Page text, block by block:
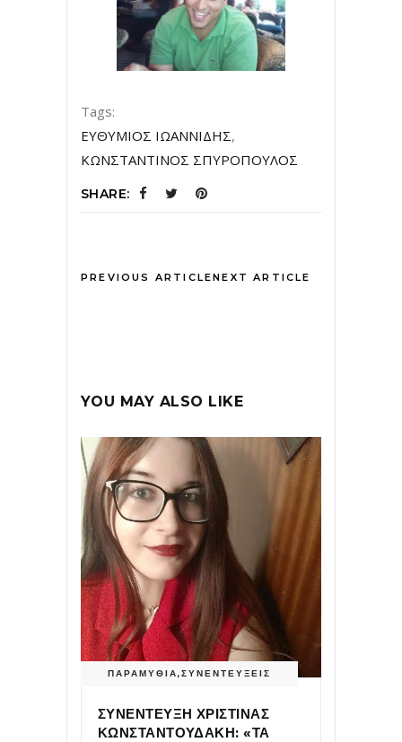
Tags:
ΕΥΘΥΜΙΟΣ ΙΩΑΝΝΙΔΗΣ,
ΚΩΝΣΤΑΝΤΙΝΟΣ ΣΠΥΡΟΠΟΥΛΟΣ
SHARE:
PREVIOUS ARTICLENEXT ARTICLE
YOU MAY ALSO LIKE
ΠΑΡΑΜΥΘΙΑ,ΣΥΝΕΝΤΕΥΞΕΙΣ
ΣΥΝΕΝΤΕΥΞΗ ΧΡΙΣΤΙΝΑΣ
ΚΩΝΣΤΑΝΤΟΥΔΑΚΗ: «ΤΑ